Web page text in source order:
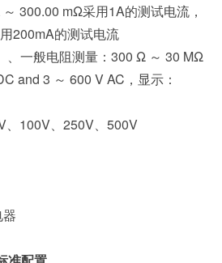
300.00 mΩ采用1A的测试电流，
200mA的测试电流
、一般电阻测量：300 Ω ～ 30 MΩ
and 3 ～ 600 V AC，显示：
、100V、250V、500V